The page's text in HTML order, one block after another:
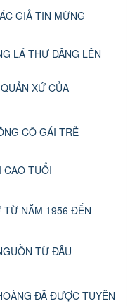
GIẢ TIN MỪNG
LÁ THƯ DÂNG LÊN
XỨ CỦA
CÔ GÁI TRẺ
CAO TUỔI
TỪ NĂM 1956 ĐẾN
TỪ ĐÂU
ĐÃ ĐƯỢC TUYÊN